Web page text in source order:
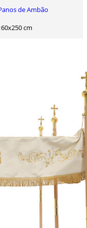
de Ambão
cm